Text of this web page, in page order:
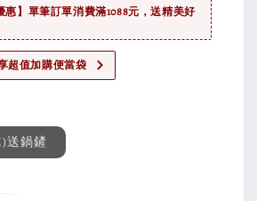
惠】單筆訂單消費滿1088元，送精美好
超值加購便當袋
送鍋鏟